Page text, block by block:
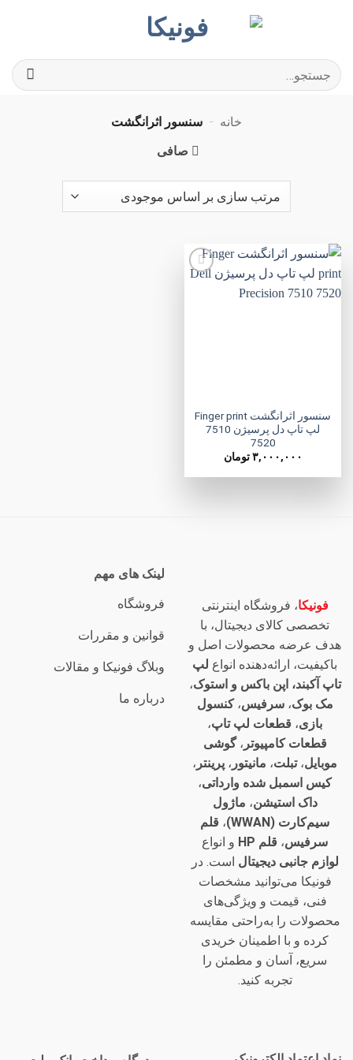
جستجو
برای:
خانه - سنسور اثرانگشت
صافی
سنسور اثرانگشت Finger print
لپ تاپ دل پرسیژن 7510
7520
۳,۰۰۰,۰۰۰ تومان
فونیکا، فروشگاه اینترنتی
تخصصی کالای دیجیتال، با
هدف عرضه محصولات اصل و
باکیفیت، ارائه‌دهنده انواع لپ
تاپ آکبند، اپن باکس و استوک،
مک بوک،سرفیس،کنسول
بازی، قطعات لپ تاپ،
قطعات کامپیوتر ،گوشی
موبایل،تبلت، مانیتور ، پرینتر ،
کیس اسمبل شده وارداتی،
داک استیشن، ماژول
سیم‌کارت (WWAN)
، قلم
سرفیس، قلم HP
و انواع
لوازم جانبی دیجیتال است. در
فونیکا می‌توانید مشخصات
فنی، قیمت و ویژگی‌های
محصولات را به‌راحتی مقایسه
کرده و با اطمینان خریدی
سریع، آسان و مطمئن را
تجربه کنید.
لینک های مهم
فروشگاه
قوانین و مقررات
وبلاگ فونیکا و مقالات
درباره ما